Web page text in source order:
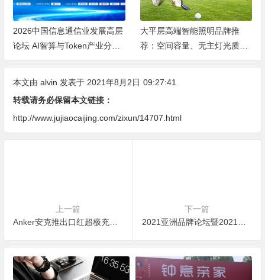
2026中国信息通信业发展高层
论坛 AI智算与Token产业分论
坛顺利举办
大平层高端智能照明品牌推
荐：空间容量、无主灯光质、
全屋定制、长期售后四个维度
本文由 alvin 发表于 2021年8月2日 09:27:41
转载请务必保留本文链接：
http://www.jujiaocaijing.com/zixun/14707.html
上一篇
Anker安克推出口红超极充，充电宝和充电器二合一
下一篇